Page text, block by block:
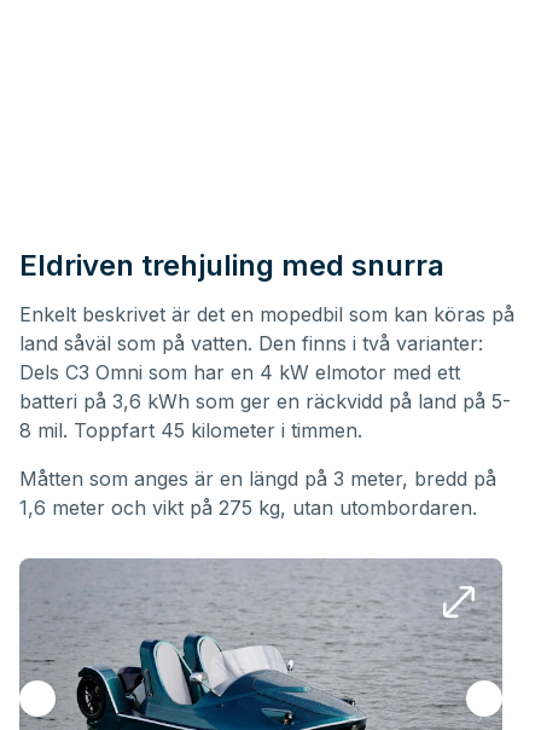
Eldriven trehjuling med snurra
Enkelt beskrivet är det en mopedbil som kan köras på
land såväl som på vatten. Den finns i två varianter:
Dels C3 Omni som har en 4 kW elmotor med ett
batteri på 3,6 kWh som ger en räckvidd på land på 5-
8 mil. Toppfart 45 kilometer i timmen.
Måtten som anges är en längd på 3 meter, bredd på
1,6 meter och vikt på 275 kg, utan utombordaren.